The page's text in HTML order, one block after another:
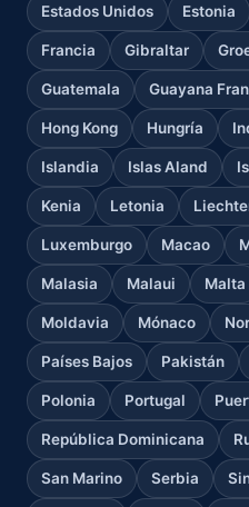
Estados Unidos Estonia
Francia Gibraltar
Guatemala Guayana
Hong Kong Hungría
Islandia Islas Aland
Kenia Letonia
Luxemburgo Macao
Malasia Malaui Malta
Moldavia Mónaco
Países Bajos Pakistán
Polonia Portugal
República Dominicana
San Marino Serbia